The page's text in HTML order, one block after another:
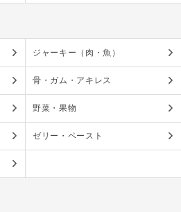
ジャーキー（肉・魚）
骨・ガム・アキレス
野菜・果物
ゼリー・ペースト